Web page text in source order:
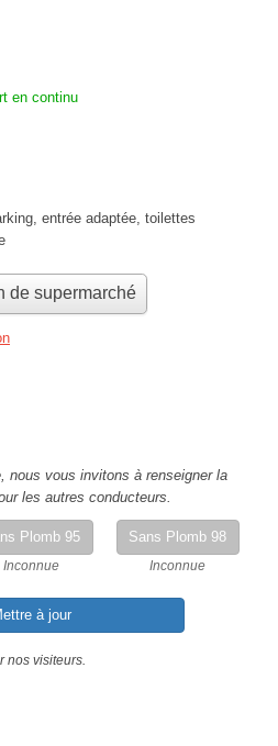
en continu
entrée adaptée, toilettes
de supermarché
nous vous invitons à renseigner la
les autres conducteurs.
Plomb 95
Inconnue
Sans Plomb 98
Inconnue
à jour
nos visiteurs.